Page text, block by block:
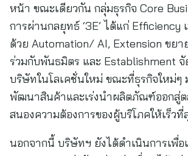
หน้า ขณะเดียวกัน กลุ่มธุรกิจ Core
การผ่านกลยุทธ์ ‘3E’ ได้แก่ Efficiency
ด้วย Automation/ AI, Extension ขย
ร่วมกับพันธมิตร และ Establishment จั
บริษัทในโลเคชั่นใหม่ ขณะที่ธุรกิจใหม่ๆ
พัฒนาสินค้าและเร่งนำผลิตภัณฑ์ออกสู่ต
สนองความต้องการของผู้บริโภคให้เร็วที่
นอกจากนี้ บริษัทฯ ยังได้ดำเนินการเพื่อ